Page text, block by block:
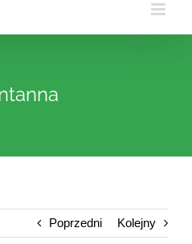
Poprzedni Kolejny